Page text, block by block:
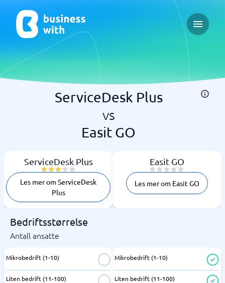
Open
ServiceDesk Plus
vs
Easit GO
ServiceDesk Plus
Les mer om ServiceDesk
Plus
Easit GO
Les mer om Easit GO
Bedriftsstørrelse
Antall ansatte
Mikrobedrift (1-10)
Liten bedrift (11-100)
Mikrobedrift (1-10)
Liten bedrift (11-100)